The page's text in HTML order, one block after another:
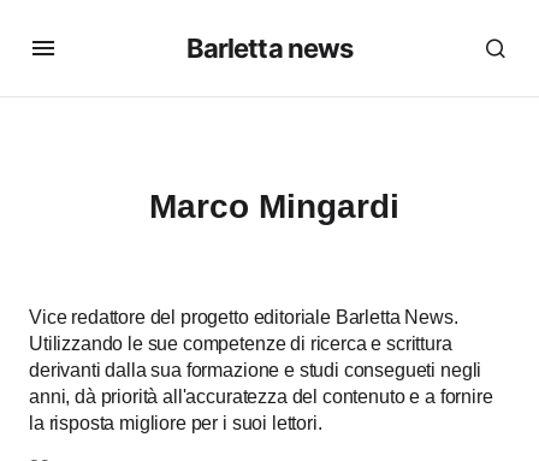
Barletta news
Marco Mingardi
Vice redattore del progetto editoriale Barletta News.
Utilizzando le sue competenze di ricerca e scrittura
derivanti dalla sua formazione e studi consegueti negli
anni, dà priorità all'accuratezza del contenuto e a fornire
la risposta migliore per i suoi lettori.